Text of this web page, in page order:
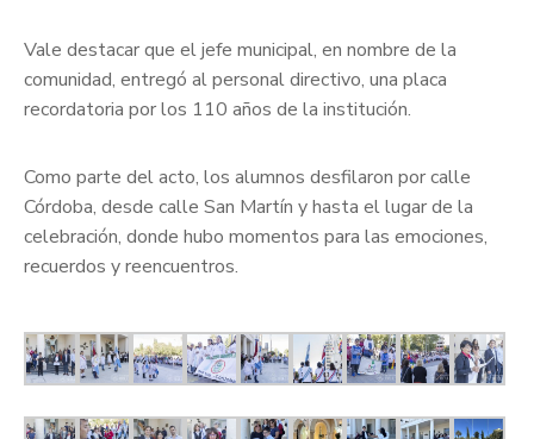
Vale destacar que el jefe municipal, en nombre de la
comunidad, entregó al personal directivo, una placa
recordatoria por los 110 años de la institución.
Como parte del acto, los alumnos desfilaron por calle
Córdoba, desde calle San Martín y hasta el lugar de la
celebración, donde hubo momentos para las emociones,
recuerdos y reencuentros.